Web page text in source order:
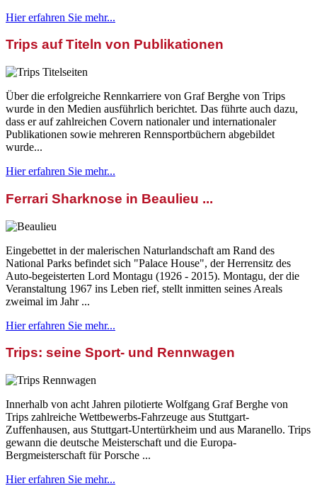
Hier erfahren Sie mehr...
Trips auf Titeln von Publikationen
Über die erfolgreiche Rennkarriere von Graf Berghe von Trips
wurde in den Medien ausführlich berichtet. Das führte auch dazu,
dass er auf zahlreichen Covern nationaler und internationaler
Publikationen sowie mehreren Rennsportbüchern abgebildet
wurde...
Hier erfahren Sie mehr...
Ferrari Sharknose in Beaulieu ...
Eingebettet in der malerischen Naturlandschaft am Rand des
National Parks befindet sich "Palace House", der Herrensitz des
Auto-begeisterten Lord Montagu (1926 - 2015). Montagu, der die
Veranstaltung 1967 ins Leben rief, stellt inmitten seines Areals
zweimal im Jahr ...
Hier erfahren Sie mehr...
Trips: seine Sport- und Rennwagen
Innerhalb von acht Jahren pilotierte Wolfgang Graf Berghe von
Trips zahlreiche Wettbewerbs-Fahrzeuge aus Stuttgart-
Zuffenhausen, aus Stuttgart-Untertürkheim und aus Maranello. Trips
gewann die deutsche Meisterschaft und die Europa-
Bergmeisterschaft für Porsche ...
Hier erfahren Sie mehr...